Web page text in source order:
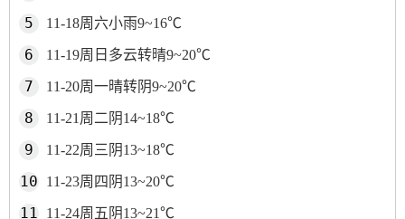
11-18周六小雨9~16℃
11-19周日多云转晴9~20℃
11-20周一晴转阴9~20℃
11-21周二阴14~18℃
11-22周三阴13~18℃
11-23周四阴13~20℃
11-24周五阴13~21℃